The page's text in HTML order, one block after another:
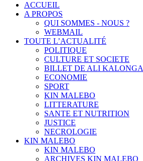
ACCUEIL
A PROPOS
QUI SOMMES - NOUS ?
WEBMAIL
TOUTE L’ACTUALITÉ
POLITIQUE
CULTURE ET SOCIETE
BILLET DE ALI KALONGA
ECONOMIE
SPORT
KIN MALEBO
LITTERATURE
SANTE ET NUTRITION
JUSTICE
NECROLOGIE
KIN MALEBO
KIN MALEBO
ARCHIVES KIN MALEBO